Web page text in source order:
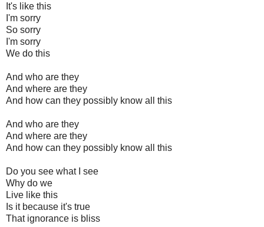
It's like this
I'm sorry
So sorry
I'm sorry
We do this
And who are they
And where are they
And how can they possibly know all this
And who are they
And where are they
And how can they possibly know all this
Do you see what I see
Why do we
Live like this
Is it because it's true
That ignorance is bliss